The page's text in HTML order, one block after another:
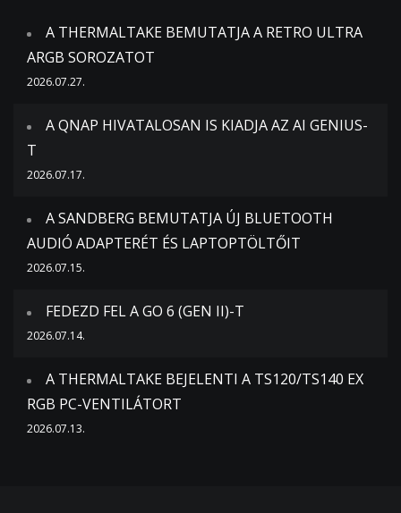
A THERMALTAKE BEMUTATJA A RETRO ULTRA
ARGB SOROZATOT
2026.07.27.
A QNAP HIVATALOSAN IS KIADJA AZ AI GENIUS-
T
2026.07.17.
A SANDBERG BEMUTATJA ÚJ BLUETOOTH
AUDIÓ ADAPTERÉT ÉS LAPTOPTÖLTŐIT
2026.07.15.
FEDEZD FEL A GO 6 (GEN II)-T
2026.07.14.
A THERMALTAKE BEJELENTI A TS120/TS140 EX
RGB PC-VENTILÁTORT
2026.07.13.